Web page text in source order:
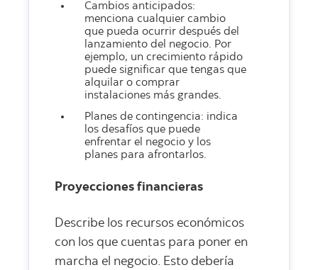
Cambios anticipados:
menciona cualquier cambio
que pueda ocurrir después del
lanzamiento del negocio. Por
ejemplo, un crecimiento rápido
puede significar que tengas que
alquilar o comprar
instalaciones más grandes.
Planes de contingencia: indica
los desafíos que puede
enfrentar el negocio y los
planes para afrontarlos.
Proyecciones financieras
Describe los recursos económicos
con los que cuentas para poner en
marcha el negocio. Esto debería